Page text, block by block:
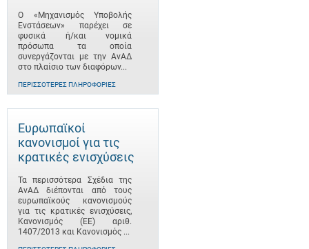
Ο «Μηχανισμός Υποβολής
Ενστάσεων» παρέχει σε
φυσικά ή/και νομικά
πρόσωπα τα οποία
συνεργάζονται με την ΑνΑΔ
στο πλαίσιο των διαφόρων...
ΠΕΡΙΣΣΌΤΕΡΕΣ ΠΛΗΡΟΦΟΡΊΕΣ
Ευρωπαϊκοί
κανονισμοί για τις
κρατικές ενισχύσεις
Τα περισσότερα Σχέδια της
ΑνΑΔ διέπονται από τους
ευρωπαϊκούς κανονισμούς
για τις κρατικές ενισχύσεις,
Κανονισμός (ΕΕ) αριθ.
1407/2013 και Κανονισμός ...